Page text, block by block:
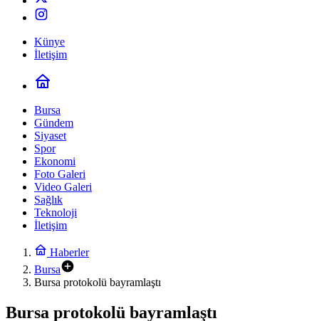
Künye
İletişim
Bursa
Gündem
Siyaset
Spor
Ekonomi
Foto Galeri
Video Galeri
Sağlık
Teknoloji
İletişim
Haberler
Bursa
Bursa protokolü bayramlaştı
Bursa protokolü bayramlaştı